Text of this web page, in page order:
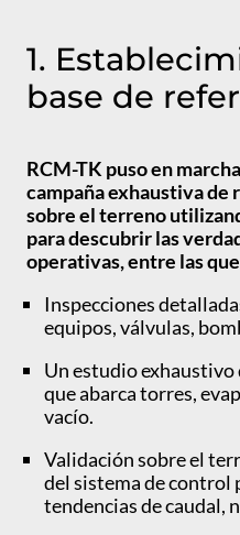
1.
base de
RCM-TK puso en
campaña exhaustiva de
sobre el terreno
para descubrir las
operativas, entre las
Inspecciones
equipos, válvulas,
Un estudio
que abarca torres,
vacío.
Validación sobre el
del sistema de control
tendencias de caudal,